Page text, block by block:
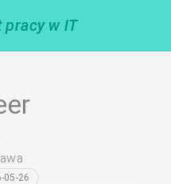
w IT
05-26